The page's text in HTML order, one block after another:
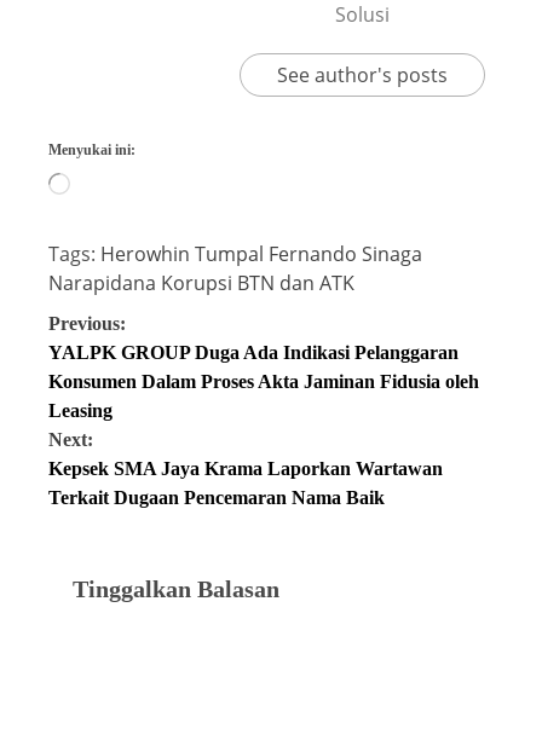
Solusi
See author's posts
Menyukai ini:
Tags: Herowhin Tumpal Fernando Sinaga
Narapidana Korupsi BTN dan ATK
Previous:
YALPK GROUP Duga Ada Indikasi Pelanggaran
Konsumen Dalam Proses Akta Jaminan Fidusia oleh
Leasing
Next:
Kepsek SMA Jaya Krama Laporkan Wartawan
Terkait Dugaan Pencemaran Nama Baik
Tinggalkan Balasan